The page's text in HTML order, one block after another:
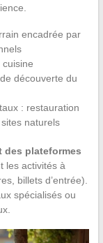
encadrée par
cuisine
découverte du
: restauration
naturels
des plateformes
les activités à
billets d’entrée).
spécialisés ou